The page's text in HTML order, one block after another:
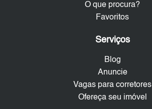
O que procura?
Favoritos
Serviços
Blog
Anuncie
Vagas para corretores
Ofereça seu imóvel